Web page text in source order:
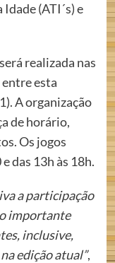
(ATI´s) e
realizada nas
esta
A organização
de horário,
Os jogos
das 13h às 18h.
a participação
importante
inclusive,
edição atual”,